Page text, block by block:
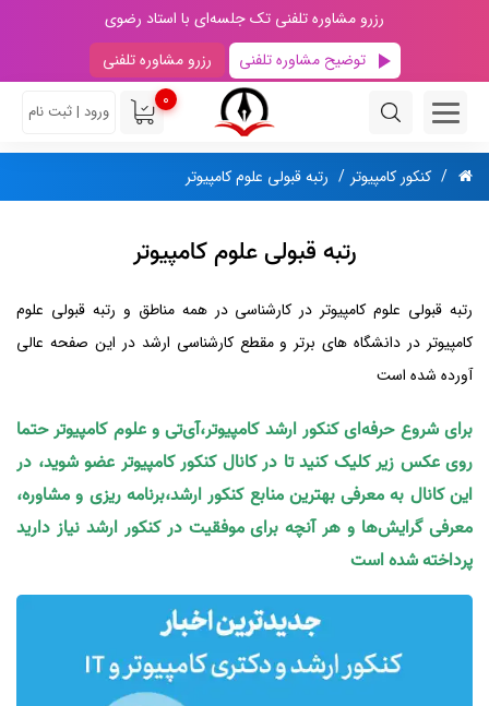
رزرو مشاوره تلفنی تک جلسه‌ای با استاد رضوی
توضیح مشاوره تلفنی
رزرو مشاوره تلفنی
0
ورود | ثبت نام
کنکور کامپیوتر رتبه قبولی علوم کامپیوتر
رتبه قبولی علوم کامپیوتر
رتبه قبولی علوم کامپیوتر در کارشناسی در همه مناطق و رتبه قبولی علوم
کامپیوتر در دانشگاه های برتر و مقطع کارشناسی ارشد در این صفحه عالی
آورده شده است
برای شروع حرفه‌ای کنکور ارشد کامپیوتر،آی‌تی و علوم کامپیوتر حتما
روی عکس زیر کلیک کنید تا در کانال کنکور کامپیوتر عضو شوید، در
این کانال به معرفی بهترین منابع کنکور ارشد،برنامه ریزی و مشاوره،
معرفی گرایش‌ها و هر آنچه برای موفقیت در کنکور ارشد نیاز دارید
پرداخته شده است